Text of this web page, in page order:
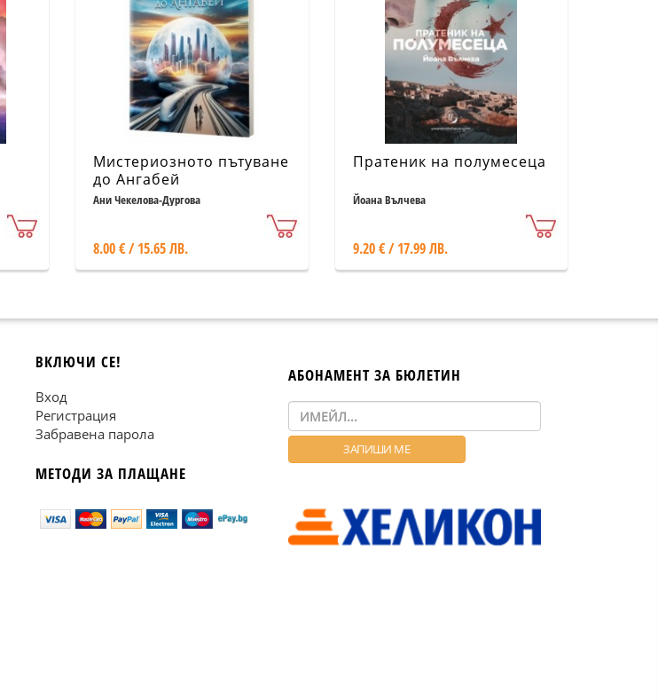
Мистериозното пътуване
до Ангабей
Ани Чекелова-Дургова
8.00 € / 15.65 ЛВ.
Пратеник на полумесеца
Йоана Вълчева
9.20 € / 17.99 ЛВ.
ВКЛЮЧИ СЕ!
Вход
Регистрация
Забравена парола
МЕТОДИ ЗА ПЛАЩАНЕ
АБОНАМЕНТ ЗА БЮЛЕТИН